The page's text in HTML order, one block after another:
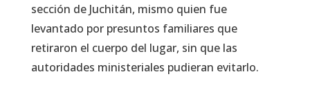
sección de Juchitán, mismo quien fue
levantado por presuntos familiares que
retiraron el cuerpo del lugar, sin que las
autoridades ministeriales pudieran evitarlo.